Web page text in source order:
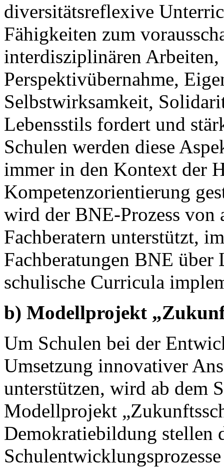
diversitätsreflexive
Fähigkeiten zum
interdisziplinären
Perspektivübernahme,
Selbstwirksamkeit,
Lebensstils fordert und
Schulen werden diese
immer in den Kontext der
Kompetenzorientierung
wird der BNE-Prozess von
Fachberatern unterstützt,
Fachberatungen BNE
schulische Curricula
b) Modellprojekt
Um Schulen bei der
Umsetzung innovativer
unterstützen, wird ab dem
Modellprojekt
Demokratiebildung stellen